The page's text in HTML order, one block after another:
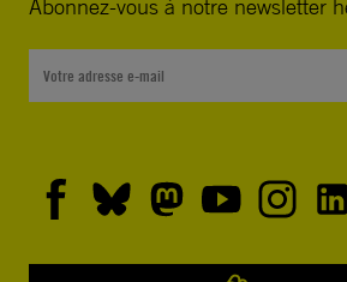
Abonnez-vous à notre newsletter